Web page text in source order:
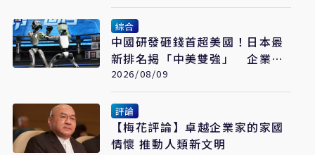
綜合
中國研發砸錢首超美國！日本最
新排名揭「中美雙強」 企業投
入成最大推力
2026/08/09
評論
【梅花評論】卓越企業家的家國
情懷 推動人類新文明